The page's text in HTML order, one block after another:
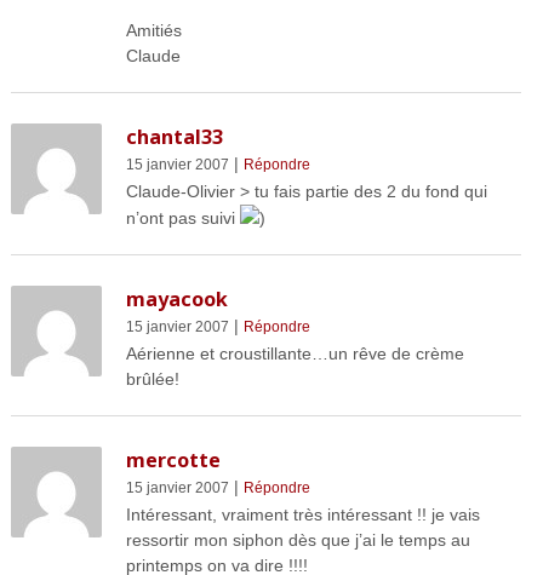
Amitiés
Claude
chantal33
15 janvier 2007 | Répondre
Claude-Olivier > tu fais partie des 2 du fond qui
n’ont pas suivi
)
mayacook
15 janvier 2007 | Répondre
Aérienne et croustillante…un rêve de crème
brûlée!
mercotte
15 janvier 2007 | Répondre
Intéressant, vraiment très intéressant !! je vais
ressortir mon siphon dès que j’ai le temps au
printemps on va dire !!!!